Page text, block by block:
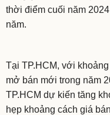
thời điểm cuối năm
năm.
Tại TP.HCM, với
mở bán mới trong năm
TP.HCM dự kiến tăng
hẹp khoảng cách giá